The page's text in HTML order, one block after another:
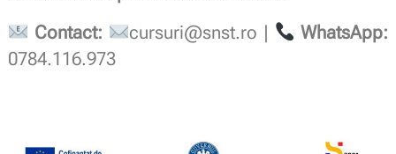
Contact:
cursuri@snst.ro |
WhatsApp:
0784.116.973